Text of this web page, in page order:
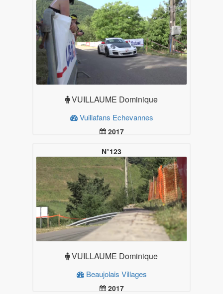
VUILLAUME Dominique
Vuillafans Echevannes
2017
Plus d'infos
N°123
VUILLAUME Dominique
Beaujolais Villages
2017